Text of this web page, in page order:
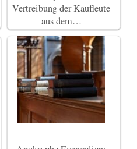
Vertreibung der Kaufleute
aus dem…